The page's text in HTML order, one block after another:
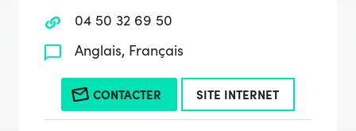
04 50 32 69 50
Anglais, Français
CONTACTER SITE INTERNET